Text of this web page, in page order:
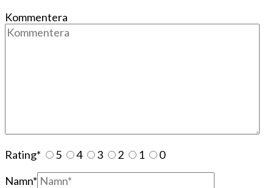
Kommentera
Rating* 5 4 3 2 1
0
Namn*